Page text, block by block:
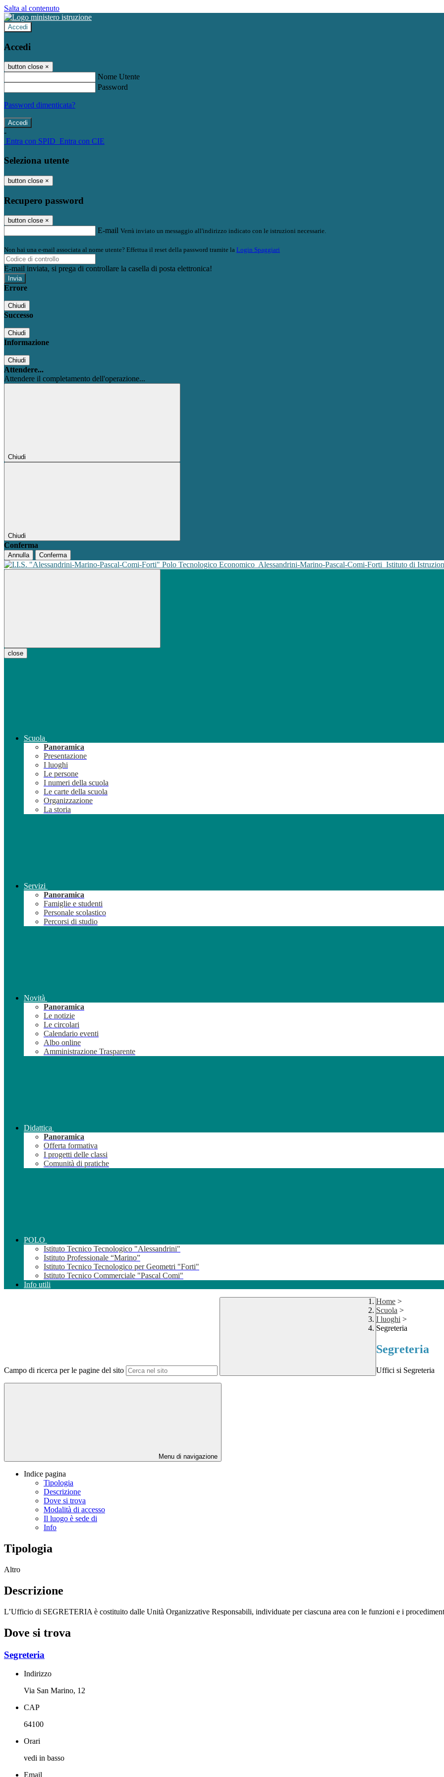
Salta al contenuto
Accedi
Accedi
button close ×
Nome Utente
Password
Password dimenticata?
-
Entra con SPID Entra con CIE
Seleziona utente
button close ×
Recupero password
button close ×
E-mail Verrà inviato un messaggio all'indirizzo indicato con le istruzioni necessarie.
Non hai una e-mail associata al nome utente? Effettua il reset della password tramite la Login Spaggiari
E-mail inviata, si prega di controllare la casella di posta elettronica!
Errore
Chiudi
Successo
Chiudi
Informazione
Chiudi
Attendere...
Attendere il completamento dell'operazione...
Chiudi
Chiudi
Conferma
Annulla Conferma
Polo Tecnologico Economico Alessandrini-Marino-Pascal-Comi-Forti Istituto di
close
Scuola
Panoramica
Presentazione
I luoghi
Le persone
I numeri della scuola
Le carte della scuola
Organizzazione
La storia
Servizi
Panoramica
Famiglie e studenti
Personale scolastico
Percorsi di studio
Novità
Panoramica
Le notizie
Le circolari
Calendario eventi
Albo online
Amministrazione Trasparente
Didattica
Panoramica
Offerta formativa
I progetti delle classi
Comunità di pratiche
POLO
Istituto Tecnico Tecnologico "Alessandrini"
Istituto Professionale “Marino”
Istituto Tecnico Tecnologico per Geometri "Forti"
Istituto Tecnico Commerciale "Pascal Comi"
Info utili
Campo di ricerca per le pagine del sito
Home >
Scuola >
I luoghi >
Segreteria
Segreteria
Uffici si Segreteria
Menu di navigazione
Indice pagina
Tipologia
Descrizione
Dove si trova
Modalità di accesso
Il luogo è sede di
Info
Tipologia
Altro
Descrizione
L’Ufficio di SEGRETERIA è costituito dalle Unità Organizzative Responsabili, individuate per ciascuna area con le funzioni e i
Dove si trova
Segreteria
Indirizzo
Via San Marino, 12
CAP
64100
Orari
vedi in basso
Email